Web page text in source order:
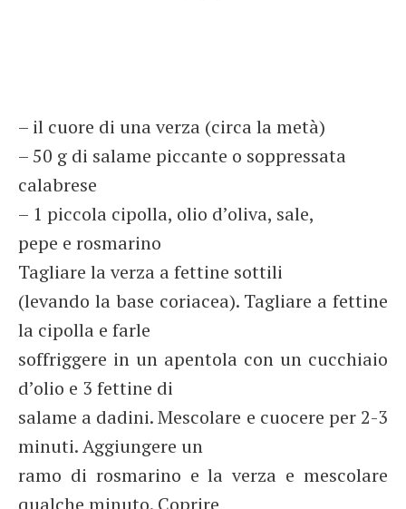
– il cuore di una verza (circa la metà)
– 50 g di salame piccante o soppressata
calabrese
– 1 piccola cipolla, olio d’oliva, sale,
pepe e rosmarino
Tagliare la verza a fettine sottili
(levando la base coriacea). Tagliare a fettine
la cipolla e farle
soffriggere in un apentola con un cucchiaio
d’olio e 3 fettine di
salame a dadini. Mescolare e cuocere per 2-3
minuti. Aggiungere un
ramo di rosmarino e la verza e mescolare
qualche minuto. Coprire